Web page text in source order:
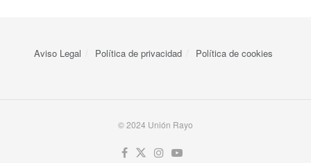
Aviso Legal Política de privacidad Política de cookies
© 2024 Unión Rayo